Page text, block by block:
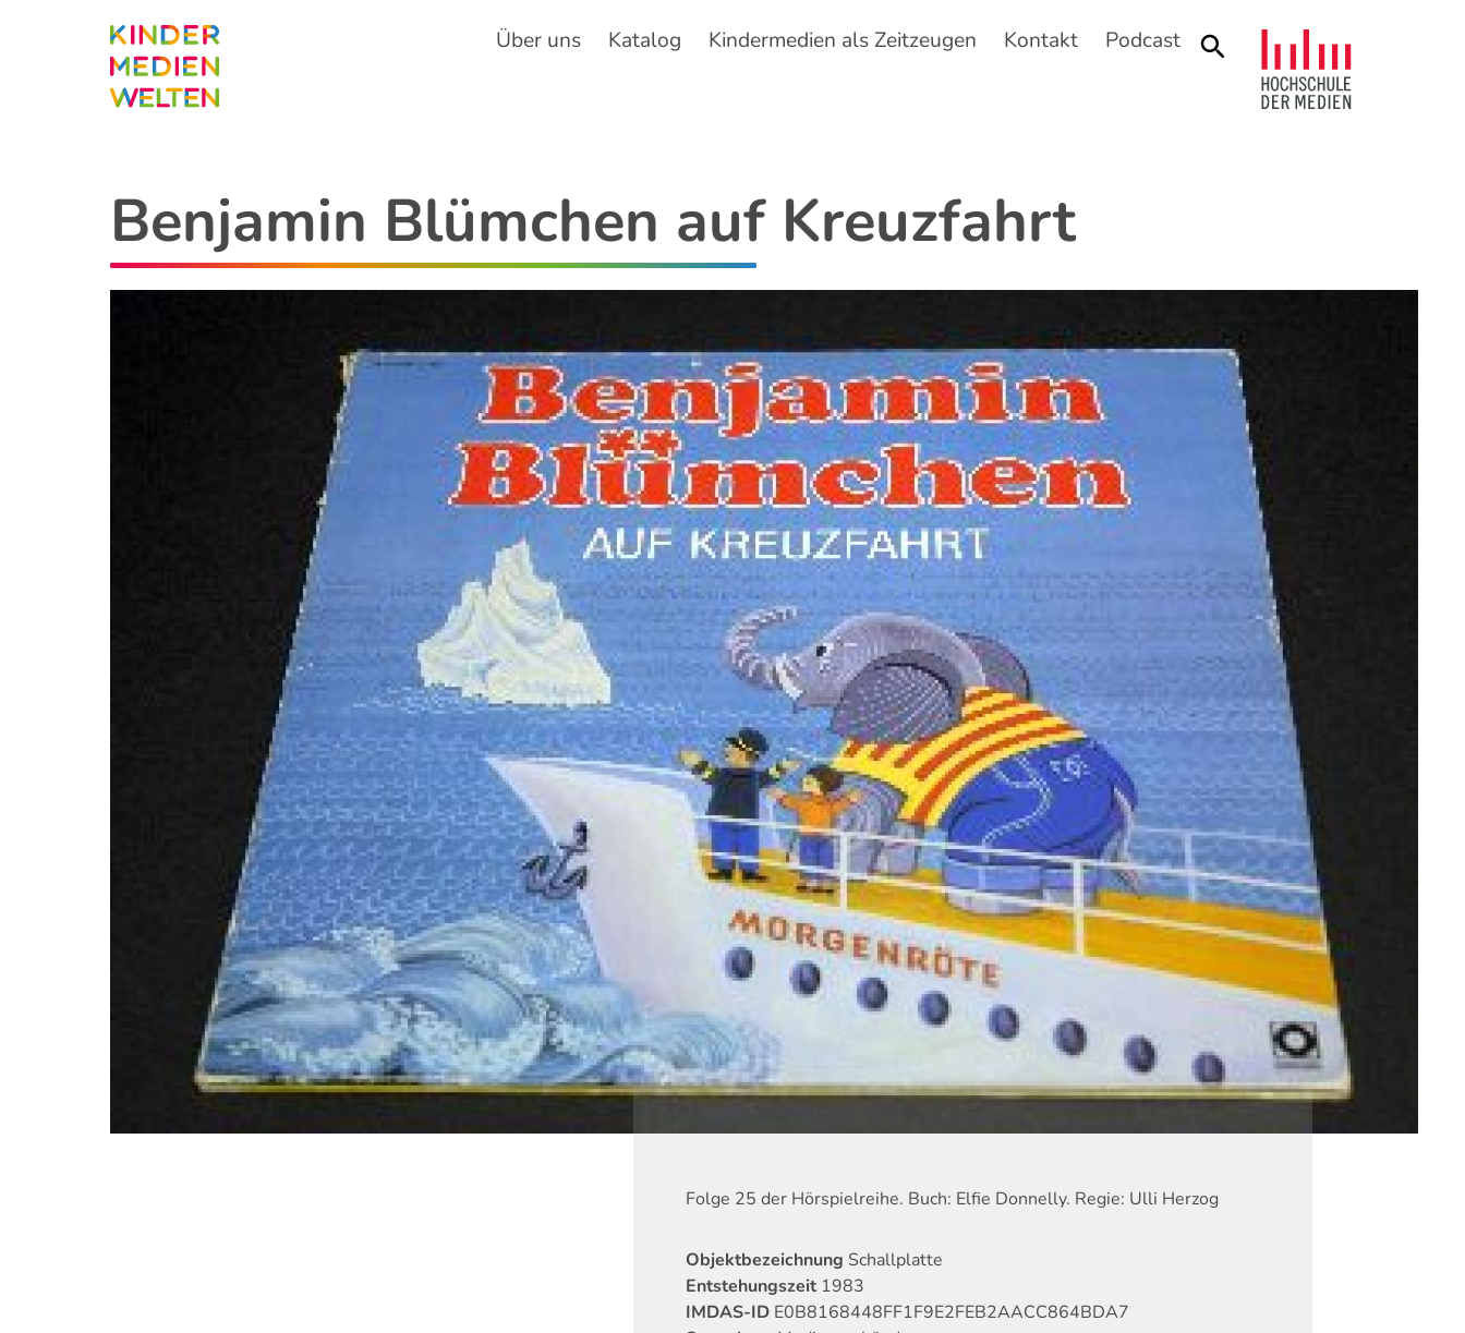
Über uns Katalog Kindermedien als Zeitzeugen Kontakt Podcast Suche
Benjamin Blümchen auf Kreuzfahrt
Folge 25 der Hörspielreihe. Buch: Elfie Donnelly. Regie: Ulli Herzog
Objektbezeichnung Schallplatte
Entstehungszeit 1983
IMDAS-ID E0B8168448FF1F9E2FEB2AACC864BDA7